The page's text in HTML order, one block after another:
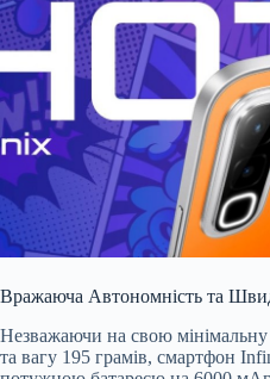
Вражаюча Автономність та
Незважаючи на свою
та вагу 195 грамів, смартфон